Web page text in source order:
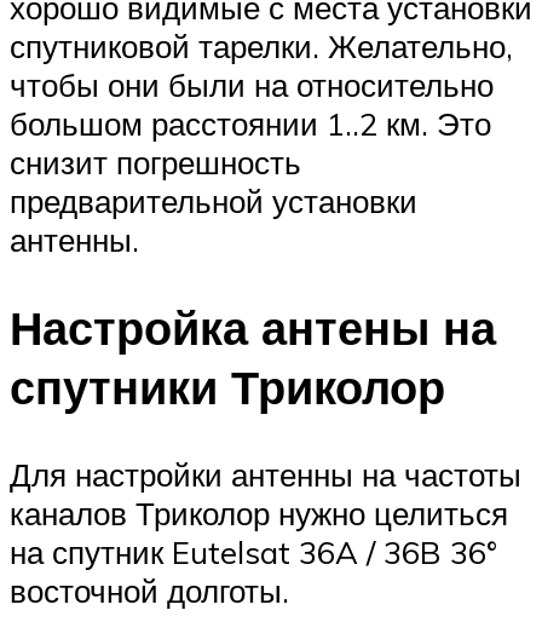
хорошо видимые с места установки
спутниковой тарелки. Желательно,
чтобы они были на относительно
большом расстоянии 1..2 км. Это
снизит погрешность
предварительной установки
антенны.
Настройка антены на
спутники Триколор
Для настройки антенны на частоты
каналов Триколор нужно целиться
на спутник Eutelsat 36A / 36B 36°
восточной долготы.